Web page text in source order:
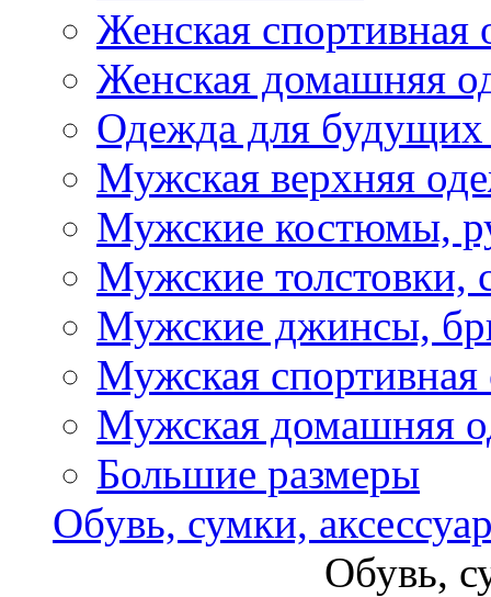
Женская спортивная
Женская домашняя
Одежда для
Мужская верхняя
Мужские костюмы,
Мужские толстовки,
Мужские джинсы,
Мужская спортивная
Мужская домашняя
Большие размеры
Обувь, сумки,
Обувь,